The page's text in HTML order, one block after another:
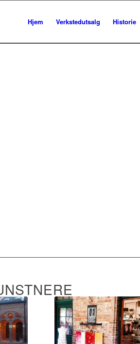
Hjem Verkstedutsalg Historie